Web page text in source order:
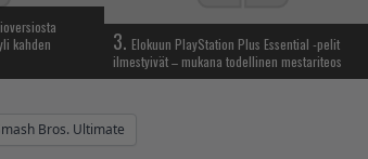
kahden
3. Elokuun PlayStation Plus Essential -pelit
ilmestyivät – mukana todellinen mestariteos
Bros. Ultimate